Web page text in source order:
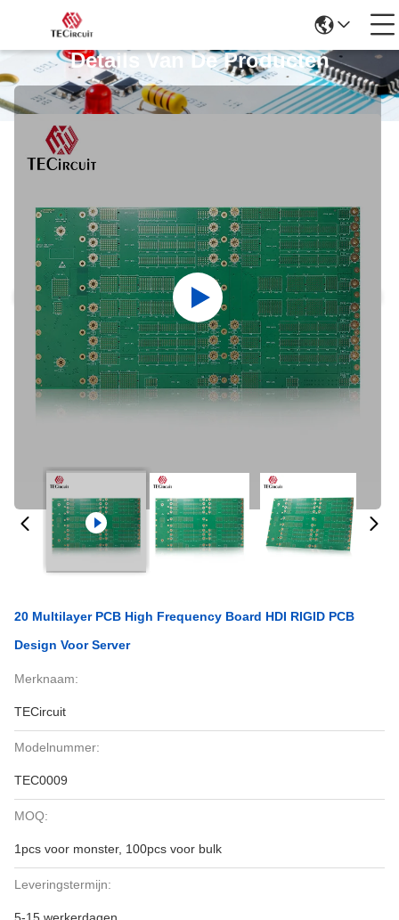
Details Van De Producten
20 Multilayer PCB High Frequency Board HDI RIGID PCB
Design Voor Server
Merknaam:
TECircuit
Modelnummer:
TEC0009
MOQ:
1pcs voor monster, 100pcs voor bulk
Leveringstermijn: